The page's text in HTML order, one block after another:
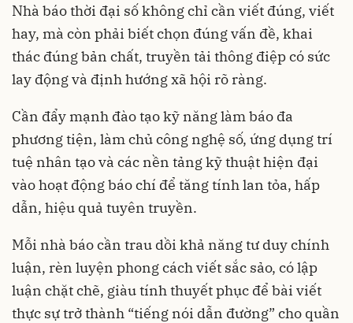
Nhà báo thời đại số không chỉ cần viết đúng, viết
hay, mà còn phải biết chọn đúng vấn đề, khai
thác đúng bản chất, truyền tải thông điệp có sức
lay động và định hướng xã hội rõ ràng.
Cần đẩy mạnh đào tạo kỹ năng làm báo đa
phương tiện, làm chủ công nghệ số, ứng dụng trí
tuệ nhân tạo và các nền tảng kỹ thuật hiện đại
vào hoạt động báo chí để tăng tính lan tỏa, hấp
dẫn, hiệu quả tuyên truyền.
Mỗi nhà báo cần trau dồi khả năng tư duy chính
luận, rèn luyện phong cách viết sắc sảo, có lập
luận chặt chẽ, giàu tính thuyết phục để bài viết
thực sự trở thành “tiếng nói dẫn đường” cho quần